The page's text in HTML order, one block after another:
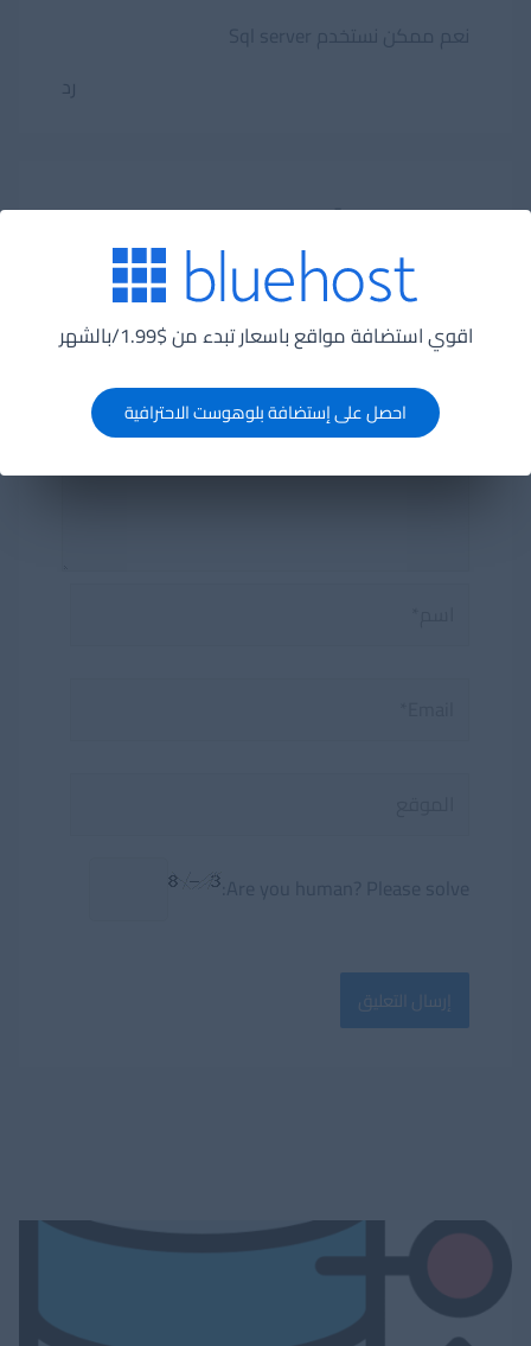
اقوي استضافة مواقع باسعار تبدء من $1.99/بالشهر
احصل على إستضافة بلوهوست الاحترافية
رد
اترك تعليقاً
التعليق*